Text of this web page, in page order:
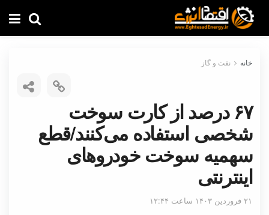
خانه نفت و گاز
۶۷ درصد از کارت سوخت
شخصی استفاده می‌کنند/قطع
سهمیه سوخت خودروهای
اینترنتی
۲۱ فروردین ۱۴۰۳ ساعت ۱۲:۴۴